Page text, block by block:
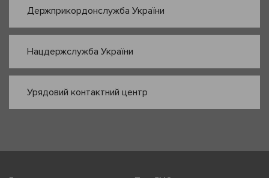
Держприкордонслужба України
Нацдержслужба України
Урядовий контактний центр